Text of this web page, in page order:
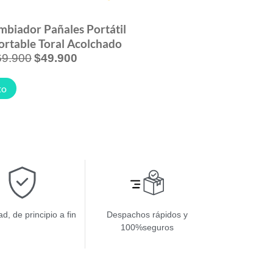
Pañales Portátil
Toral Acolchado
$49.900
de principio a fin
Despachos rápidos y
100%seguros